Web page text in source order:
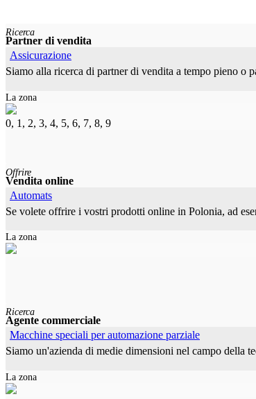
Ricerca
Partner di vendita
Assicurazione
Siamo alla ricerca di partner di vendita a tempo pieno o
La zona
0, 1, 2, 3, 4, 5, 6, 7, 8, 9
Offrire
Vendita online
Automats
Se volete offrire i vostri prodotti online in Polonia, ad
La zona
Ricerca
Agente commerciale
Macchine speciali per automazione parziale
Siamo un'azienda di medie dimensioni nel campo della
La zona